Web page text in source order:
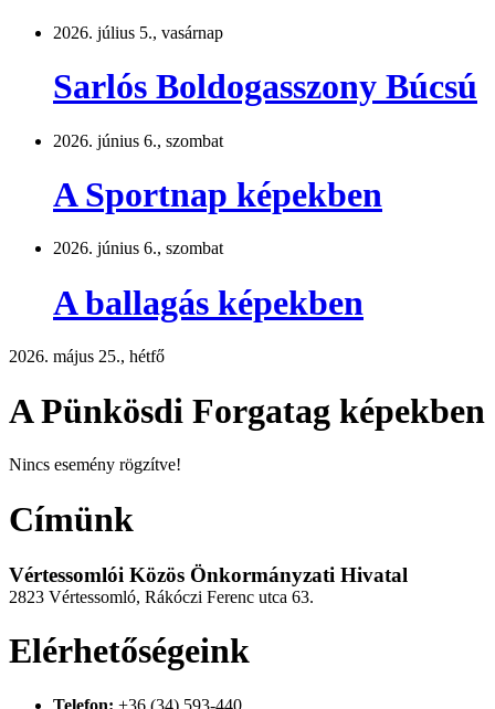
2026. július 5., vasárnap
Sarlós Boldogasszony Búcsú
2026. június 6., szombat
A Sportnap képekben
2026. június 6., szombat
A ballagás képekben
2026. május 25., hétfő
A Pünkösdi Forgatag képekben
Nincs esemény rögzítve!
Címünk
Vértessomlói Közös Önkormányzati Hivatal
2823 Vértessomló, Rákóczi Ferenc utca 63.
Elérhetőségeink
Telefon: +36 (34) 593-440